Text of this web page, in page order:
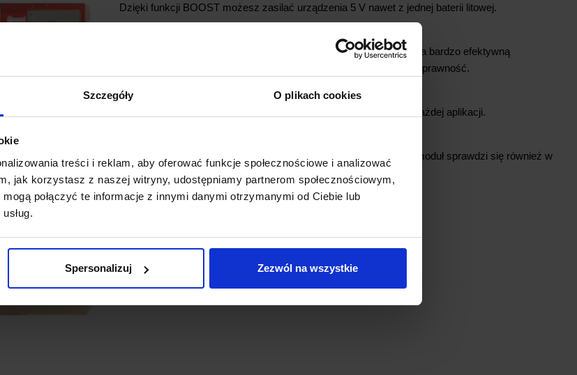
Szczegóły O plikach cookies
treści i reklam, aby oferować funkcje społecznościowe i analizować
jak korzystasz z naszej witryny, udostępniamy partnerom społecznościowym,
połączyć te informacje z innymi danymi otrzymanymi od Ciebie lub
Spersonalizuj Zezwól na wszystkie
Dzięki funkcji BOOST możesz zasilać urządzenia 5 V nawet z jednej baterii litowej.
Zastosowanie układu z synchronicznym prostownikiem pozwala na bardzo efektywną
konwersję energii – im wyższe napięcie wejściowe, tym większa sprawność.
Stabilne parametry pracy
Doskonała regulacja napięcia i prądu zapewnia niezawodność w każdej aplikacji.
Przemysłowy zakres temperatur od -40°C do +85°C sprawia, że moduł sprawdzi się również w
trudnych warunkach.